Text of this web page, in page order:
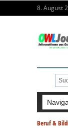
8. August
Beruf &